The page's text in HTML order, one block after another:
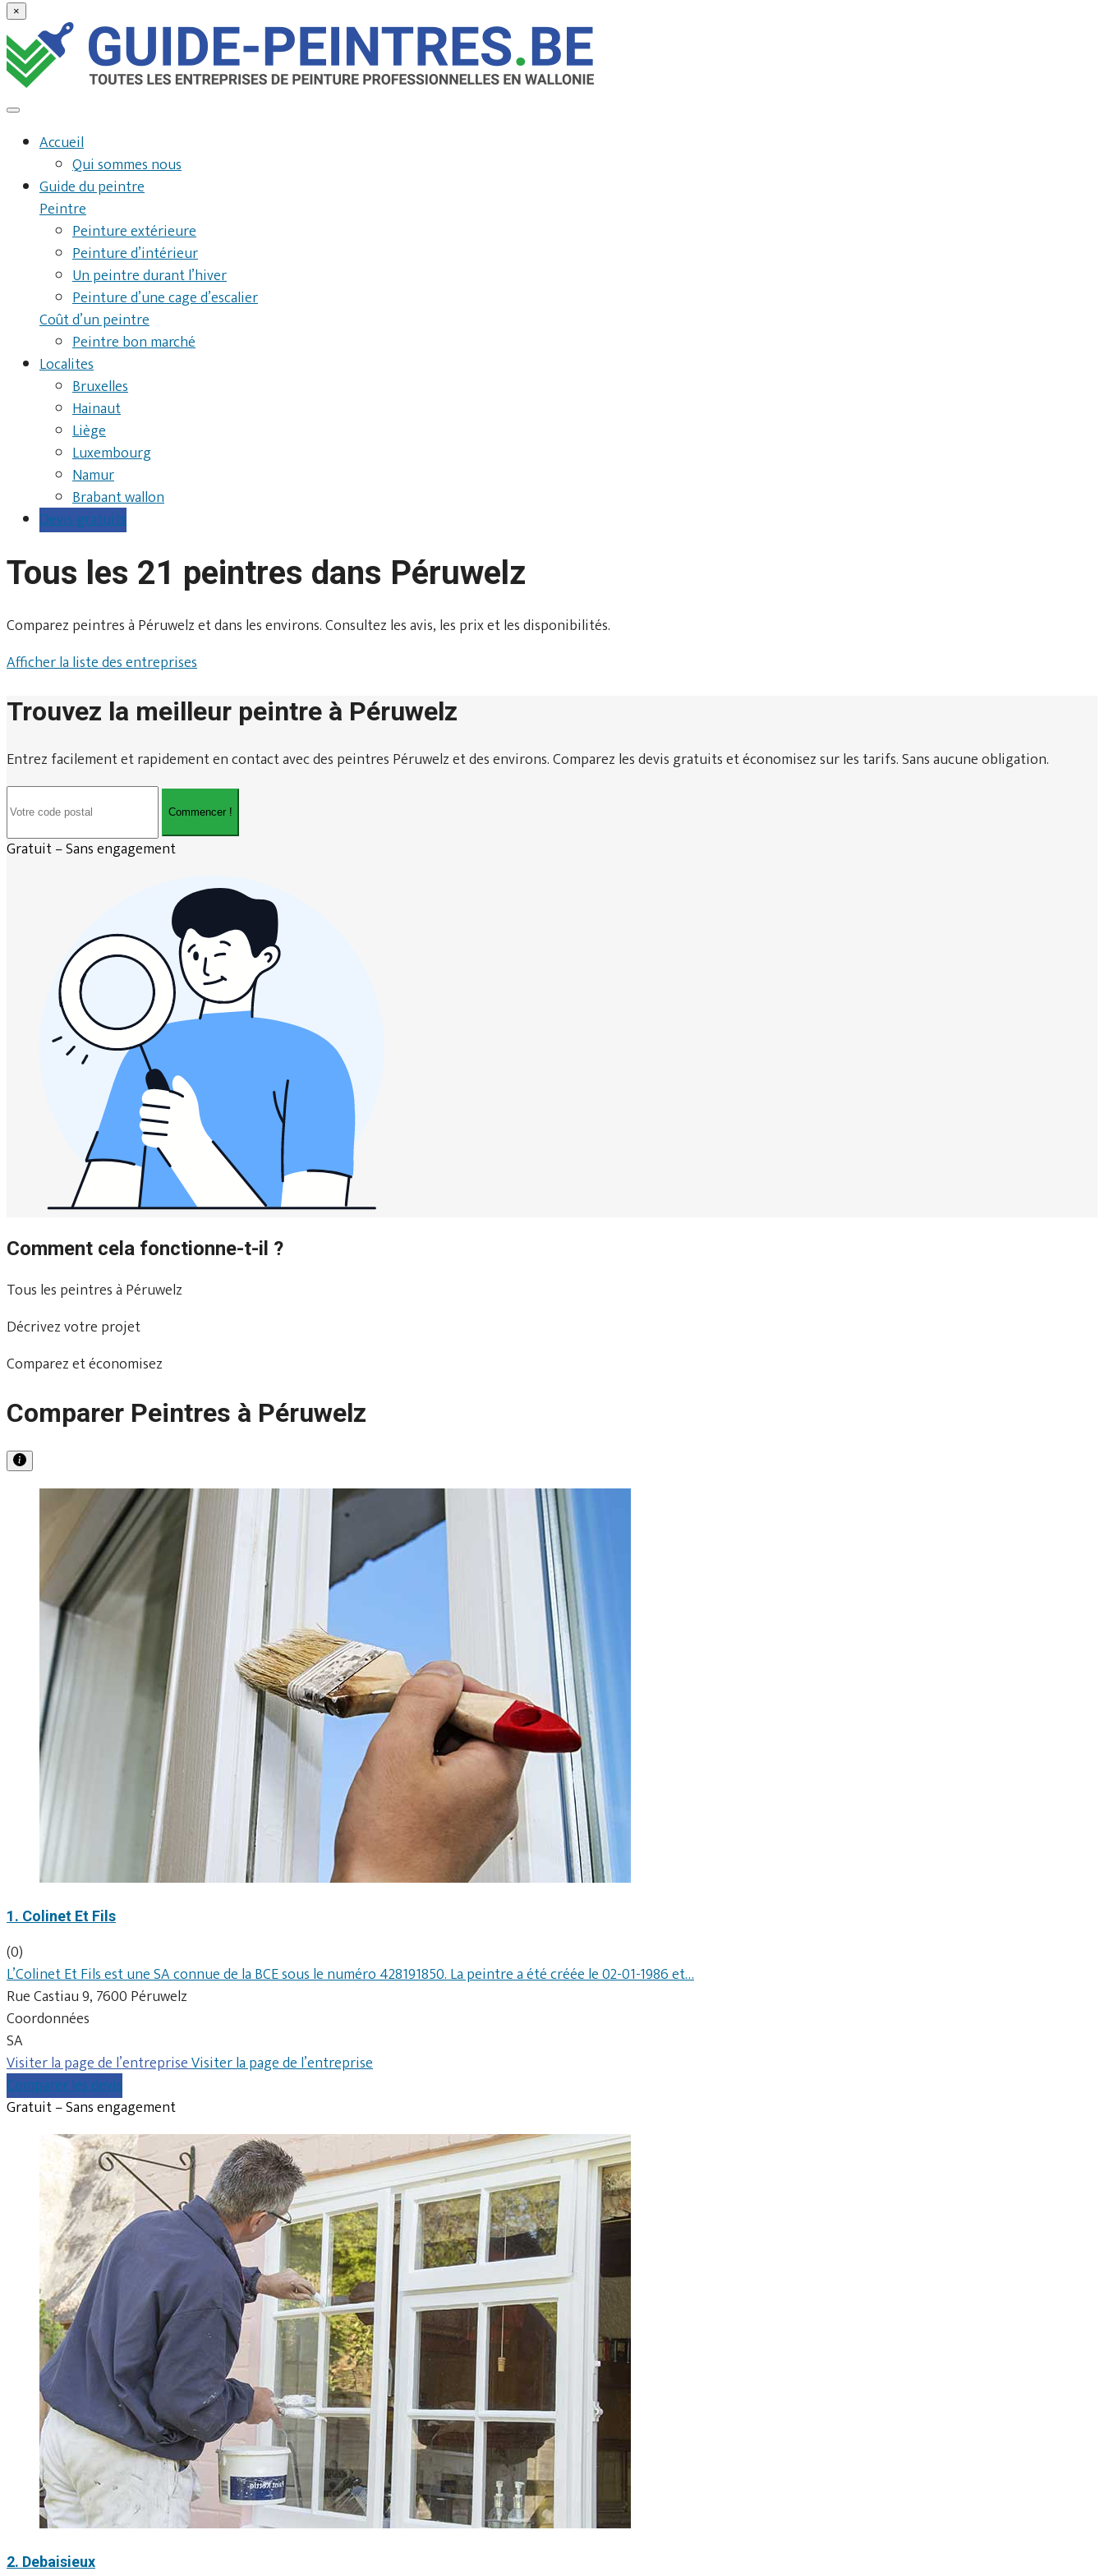
×
Accueil
Qui sommes nous
Guide du peintre
Peintre
Peinture extérieure
Peinture d’intérieur
Un peintre durant l’hiver
Peinture d’une cage d’escalier
Coût d’un peintre
Peintre bon marché
Localites
Bruxelles
Hainaut
Liège
Luxembourg
Namur
Brabant wallon
Devis gratuits
Tous les 21 peintres dans Péruwelz
Comparez peintres à Péruwelz et dans les environs. Consultez les avis, les prix et les disponibilités.
Afficher la liste des entreprises
Trouvez la meilleur peintre à Péruwelz
Entrez facilement et rapidement en contact avec des peintres Péruwelz et des environs. Comparez les devis gratuits et économisez sur les tarifs. Sans aucune obligation.
Commencer !
Gratuit – Sans engagement
Comment cela fonctionne-t-il ?
Tous les peintres à Péruwelz
Décrivez votre projet
Comparez et économisez
Comparer Peintres à Péruwelz
1. Colinet Et Fils
(0)
L’Colinet Et Fils est une SA connue de la BCE sous le numéro 428191850. La peintre a été créée le 02-01-1986 et…
Rue Castiau 9, 7600 Péruwelz
Coordonnées
SA
Visiter la page de l’entrepriseVisiter la page de l’entreprise
Comparer les devis
Gratuit – Sans engagement
2. Debaisieux